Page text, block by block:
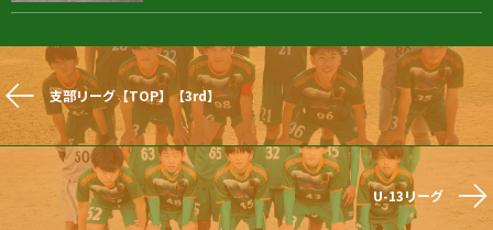
支部リーグ【TOP】【3rd】
U-13リーグ